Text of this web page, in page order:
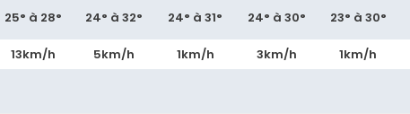
25° à 28°
13km/h
24° à 32°
5km/h
24° à 31°
1km/h
24° à 30°
3km/h
23° à 30°
1km/h